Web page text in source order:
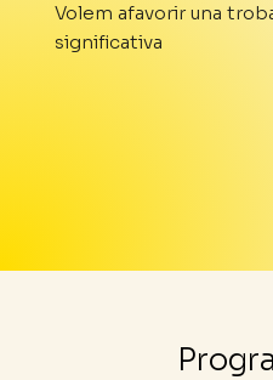
Volem afavorir una
significativa